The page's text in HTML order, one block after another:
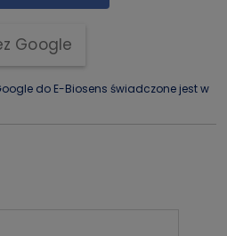
Google
do E-Biosens świadczone jest w